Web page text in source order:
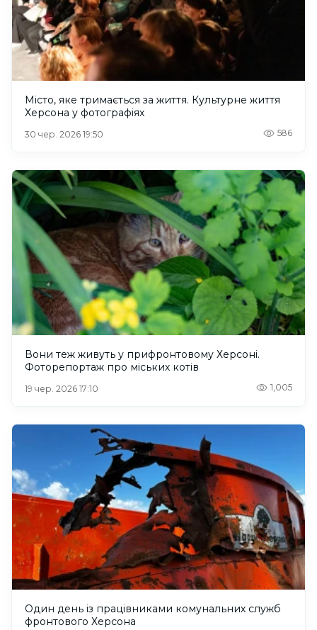
Місто, яке тримається за життя. Культурне життя
Херсона у фотографіях
30 чер. 2026 19:50 586
Вони теж живуть у прифронтовому Херсоні.
Фоторепортаж про міських котів
19 чер. 2026 17:10 1,005
Один день із працівниками комунальних служб
фронтового Херсона